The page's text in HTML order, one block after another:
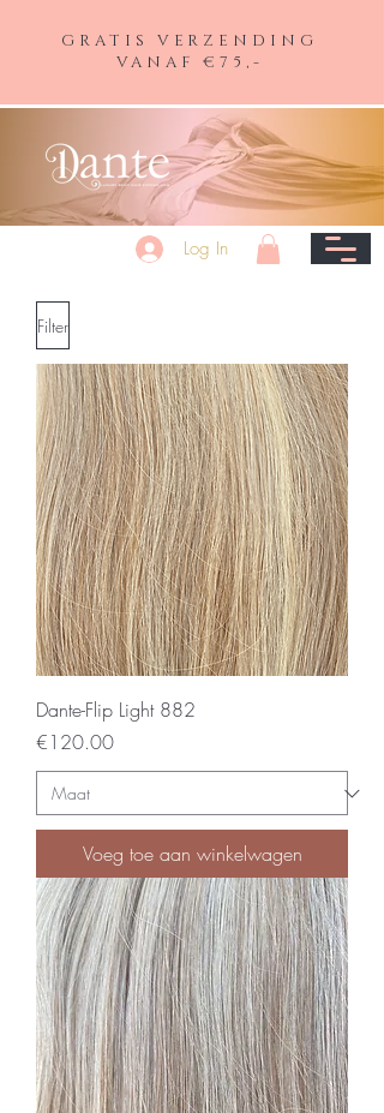
GRATIS VERZENDING
VANAF €75,-
Log In
Filter
Dante-Flip Light 882
Price
€120.00
Voeg toe aan winkelwagen